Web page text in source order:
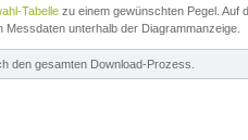
Tabelle zu einem gewünschten Pegel. Auf
unterhalb der Diagrammanzeige.
den gesamten Download-Prozess.